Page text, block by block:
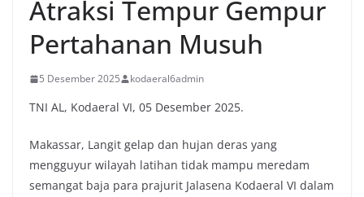
Atraksi Tempur Gempur
Pertahanan Musuh
5 Desember 2025 kodaeral6admin
TNI AL, Kodaeral VI, 05 Desember 2025.
Makassar, Langit gelap dan hujan deras yang
mengguyur wilayah latihan tidak mampu meredam
semangat baja para prajurit Jalasena Kodaeral VI dalam